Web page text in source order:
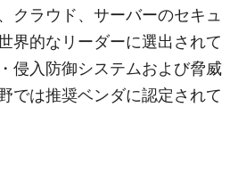
クラウド、サーバーのセキュ
界的なリーダーに選出されて
侵入防御システムおよび脅威
では推奨ベンダに認定されて